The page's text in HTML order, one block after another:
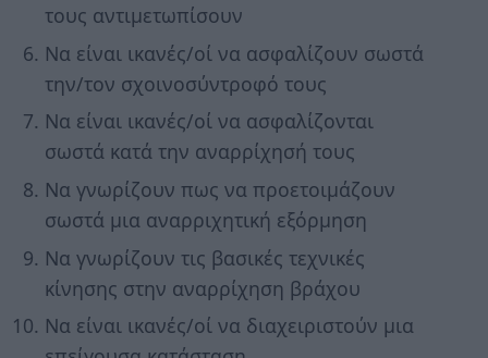
τους αντιμετωπίσουν
Να είναι ικανές/οί να ασφαλίζουν σωστά
την/τον σχοινοσύντροφό τους
Να είναι ικανές/οί να ασφαλίζονται
σωστά κατά την αναρρίχησή τους
Να γνωρίζουν πως να προετοιμάζουν
σωστά μια αναρριχητική εξόρμηση
Να γνωρίζουν τις βασικές τεχνικές
κίνησης στην αναρρίχηση βράχου
Να είναι ικανές/οί να διαχειριστούν μια